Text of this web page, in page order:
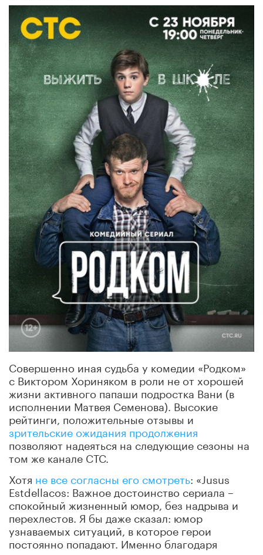
Совершенно иная судьба у комедии «Родком»
с Виктором Хориняком в роли не от хорошей
жизни активного папаши подростка Вани (в
исполнении Матвея Семенова). Высокие
рейтинги, положительные отзывы и
зрительские ожидания продолжения
позволяют надеяться на следующие сезоны на
том же канале СТС.
Хотя не все согласны его смотреть: «Jusus
Estdellacos: Важное достоинство сериала –
спокойный жизненный юмор, без надрыва и
перехлестов. Я бы даже сказал: юмор
узнаваемых ситуаций, в которое герои
постоянно попадают. Именно благодаря